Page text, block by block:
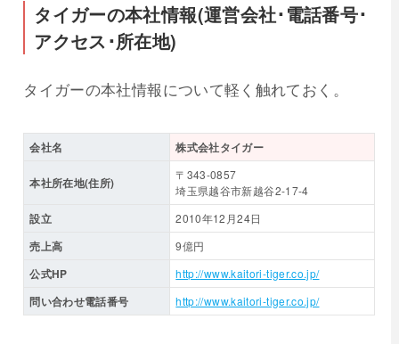
タイガーの本社情報(運営会社･電話番号･
アクセス･所在地)
タイガーの本社情報について軽く触れておく。
会社名 株式会社タイガー
本社所在地(住所)
〒343-0857
埼玉県越谷市新越谷2-17-4
設立 2010年12月24日
売上高 9億円
公式HP http://www.kaitori-tiger.co.jp/
問い合わせ電話番号 http://www.kaitori-tiger.co.jp/